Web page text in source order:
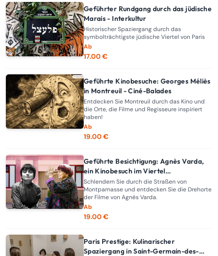
Geführter Rundgang durch das jüdische
Marais - Interkultur
Historischer Spaziergang durch das
symbolträchtigste jüdische Viertel von Paris
Ab
17.00 €
Geführte Kinobesuche: Georges Méliès
in Montreuil - Ciné-Balades
Entdecken Sie Montreuil durch das Kino und
die Orte, die Filme und Regisseure inspiriert
haben!
Ab
19.00 €
Geführte Besichtigung: Agnès Varda,
ein Kinobesuch im Viertel
Montparnasse - Ciné-Balades
Schlendern Sie durch die Straßen von
Montparnasse und entdecken Sie die Drehorte
der Filme von Agnès Varda.
Ab
19.00 €
Paris Prestige: Kulinarischer
Spaziergang in Saint-Germain-des-